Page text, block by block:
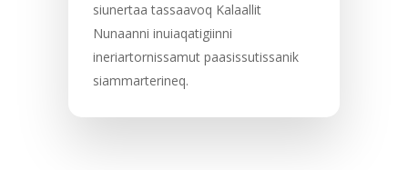
siunertaa tassaavoq Kalaallit
Nunaanni inuiaqatigiinni
ineriartornissamut paasissutissanik
siammarterineq.